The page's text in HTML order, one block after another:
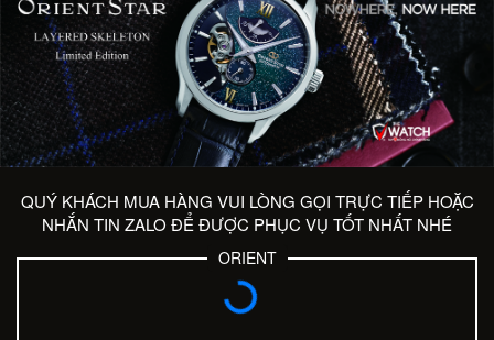
QUÝ KHÁCH MUA HÀNG VUI LÒNG GỌI TRỰC TIẾP HOẶC
NHẮN TIN ZALO ĐỂ ĐƯỢC PHỤC VỤ TỐT NHẤT NHÉ
ORIENT